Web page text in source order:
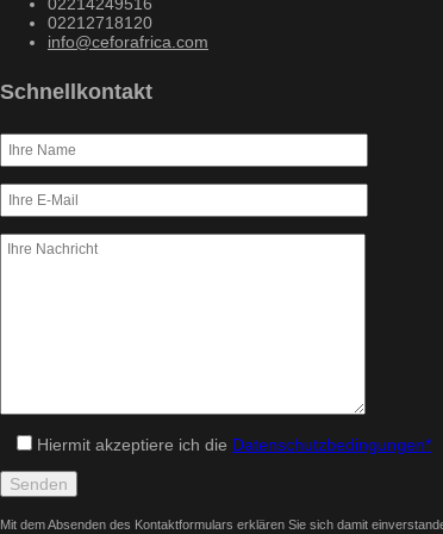
02212718120
info@ceforafrica.com
Schnellkontakt
Hiermit akzeptiere ich die Datenschutzbedingungen*
Mit dem Absenden des Kontaktformulars erklären Sie sich damit